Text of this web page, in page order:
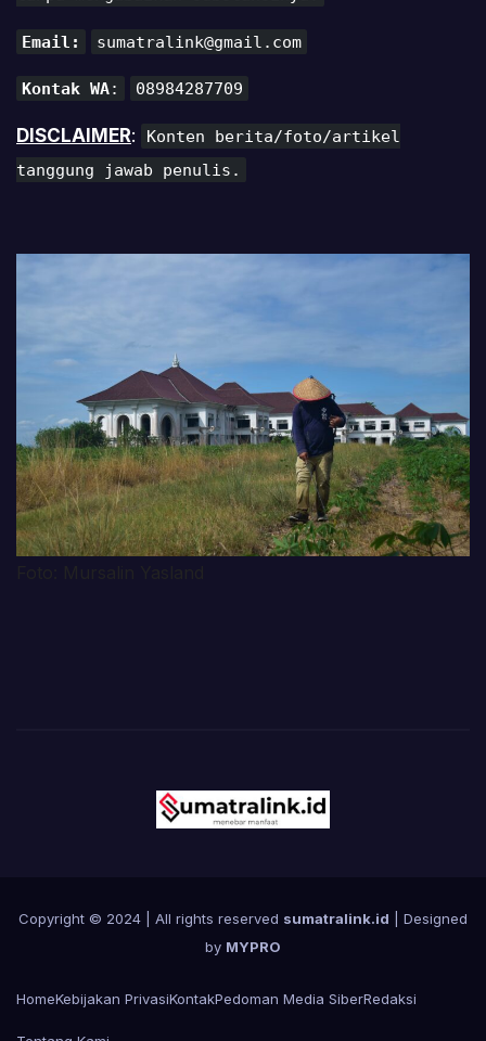
Email: sumatralink@gmail.com
Kontak WA: 08984287709
DISCLAIMER:
Konten berita/foto/artikel
tanggung jawab penulis.
Copyright © 2024 | All rights reserved sumatralink.id | Designed
by MYPRO
HomeKebijakan PrivasiKontakPedoman Media SiberRedaksi